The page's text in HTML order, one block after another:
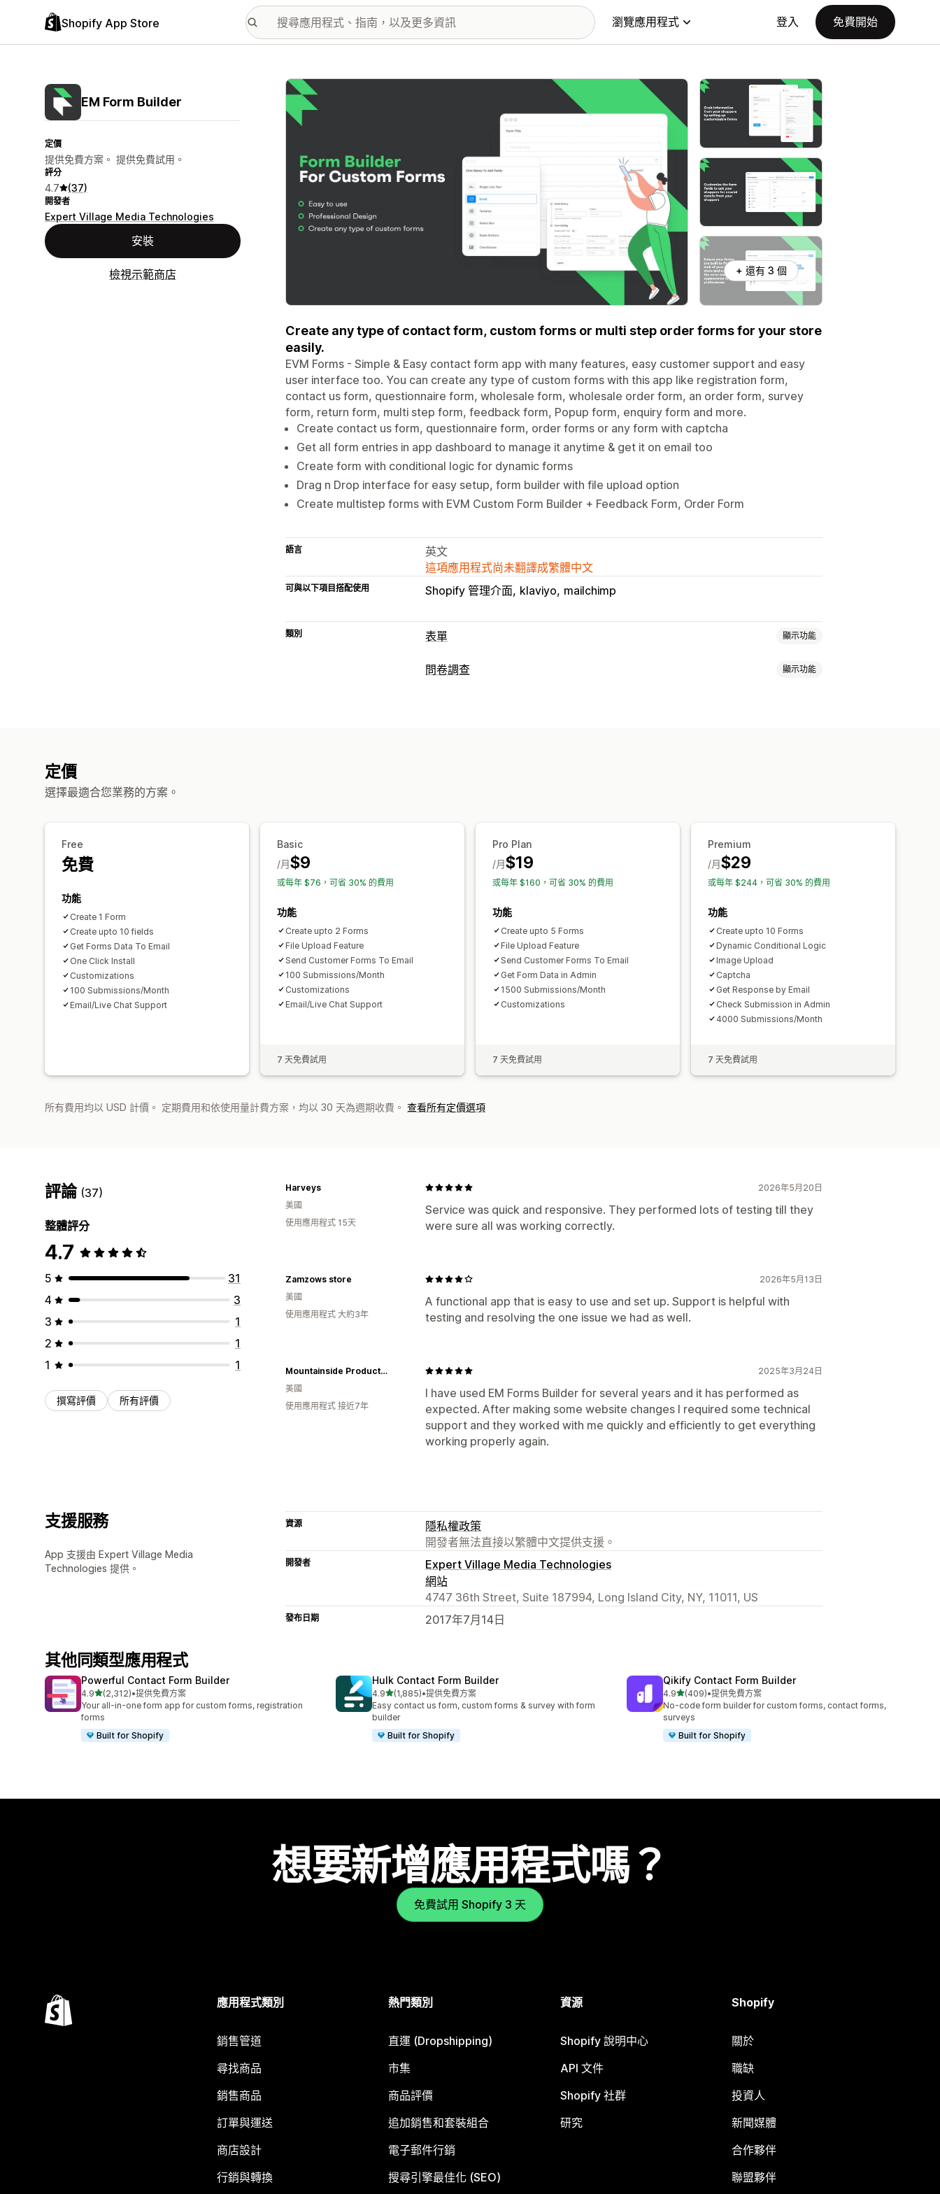
Shopify App Store 瀏覽應用程式 登入 免費開始
EM Form Builder
定價
提供免費方案。 提供免費試用。
評分
4.7 (37)
開發者
Expert Village Media Technologies
安裝
檢視示範商店
主要圖片圖庫
+ 還有 3 個
Create any type of contact form, custom forms or multi step order forms for your store
easily.
EVM Forms - Simple & Easy contact form app with many features, easy customer support and easy
user interface too. You can create any type of custom forms with this app like registration form,
contact us form, questionnaire form, wholesale form, wholesale order form, an order form, survey
form, return form, multi step form, feedback form, Popup form, enquiry form and more.
Create contact us form, questionnaire form, order forms or any form with captcha
Get all form entries in app dashboard to manage it anytime & get it on email too
Create form with conditional logic for dynamic forms
Drag n Drop interface for easy setup, form builder with file upload option
Create multistep forms with EVM Custom Form Builder + Feedback Form, Order Form
語言
英文
這項應用程式尚未翻譯成繁體中文
可與以下項目搭配使用 Shopify 管理介面 klaviyo mailchimp
類別 表單 顯示功能
表單類型
問卷調查 顯示功能
電子郵件 匯出報告
定價
選擇最適合您業務的方案。
Free
免費
功能
Create 1 Form
Create upto 10 fields
Get Forms Data To Email
One Click Install
Customizations
100 Submissions/Month
Email/Live Chat Support
Basic
$9
/月
或每年 $76，可省 30% 的費用
功能
Create upto 2 Forms
File Upload Feature
Send Customer Forms To Email
100 Submissions/Month
Customizations
Email/Live Chat Support
7 天免費試用
Pro Plan
$19
/月
或每年 $160，可省 30% 的費用
功能
Create upto 5 Forms
File Upload Feature
Send Customer Forms To Email
Get Form Data in Admin
1500 Submissions/Month
Customizations
7 天免費試用
Premium
$29
/月
或每年 $244，可省 30% 的費用
功能
Create upto 10 Forms
Dynamic Conditional Logic
Image Upload
Captcha
Get Response by Email
Check Submission in Admin
4000 Submissions/Month
7 天免費試用
所有費用均以 USD 計價。 定期費用和依使用量計費方案，均以 30 天為週期收費。 查看所有定價選項
評論 (37)
整體評分
4.7
5
31
4
3
3
1
2
1
1
1
撰寫評價 所有評價
2026年5月20日
Service was quick and responsive. They performed lots of testing till they
were sure all was working correctly.
Harveys
美國
使用應用程式 15天
2026年5月13日
A functional app that is easy to use and set up. Support is helpful with
testing and resolving the one issue we had as well.
Zamzows store
美國
使用應用程式 大約3年
2025年3月24日
I have used EM Forms Builder for several years and it has performed as
expected. After making some website changes I required some technical
support and they worked with me quickly and efficiently to get everything
working properly again.
Mountainside Products - dba Greener Valley Trading
美國
使用應用程式 接近7年
支援服務
App 支援由 Expert Village Media
Technologies 提供。
資源
隱私權政策
開發者無法直接以繁體中文提供支援。
開發者
Expert Village Media Technologies
網站
4747 36th Street, Suite 187994, Long Island City, NY, 11011, US
發布日期 2017年7月14日
其他同類型應用程式
Powerful Contact Form Builder
4.9滿分 5 顆星
(2,312)
共有 2312 則評價
•提供免費方案
Your all-in-one form app for custom forms, registration
forms
Built for Shopify
Hulk Contact Form Builder
4.9滿分 5 顆星
(1,885)
共有 1885 則評價
•提供免費方案
Easy contact us form, custom forms & survey with form
builder
Built for Shopify
Qikify Contact Form Builder
4.9滿分 5 顆星
(409)
共有 409 則評價
•提供免費方案
No-code form builder for custom forms, contact forms,
surveys
Built for Shopify
想要新增應用程式嗎？
免費試用 Shopify 3 天
應用程式類別
銷售管道
尋找商品
銷售商品
訂單與運送
商店設計
行銷與轉換
熱門類別
直運 (Dropshipping)
市集
商品評價
追加銷售和套裝組合
電子郵件行銷
搜尋引擎最佳化 (SEO)
資源
Shopify 說明中心
API 文件
Shopify 社群
研究
Shopify
關於
職缺
投資人
新聞媒體
合作夥伴
聯盟夥伴